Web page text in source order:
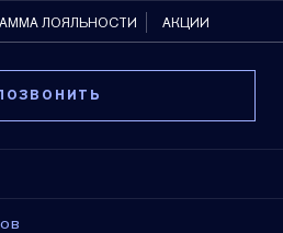
ЛОЯЛЬНОСТИ АКЦИИ